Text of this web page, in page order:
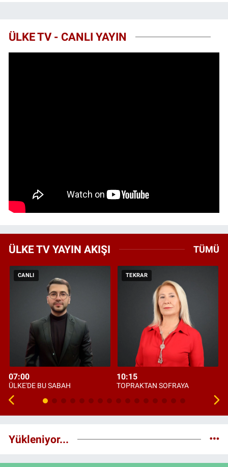
ÜLKE TV - CANLI YAYIN
ÜLKE TV YAYIN AKIŞI TÜMÜ
CANLI
07:00
ÜLKE'DE BU SABAH
TEKRAR
10:15
TOPRAKTAN SOFRAYA
Yükleniyor...